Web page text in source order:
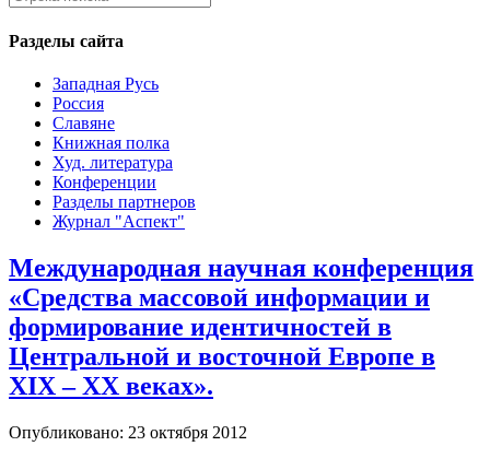
Разделы сайта
Западная Русь
Россия
Славяне
Книжная полка
Худ. литература
Конференции
Разделы партнеров
Журнал "Аспект"
Международная научная конференция
«Средства массовой информации и
формирование идентичностей в
Центральной и восточной Европе в
XIX – XX веках».
Опубликовано: 23 октября 2012